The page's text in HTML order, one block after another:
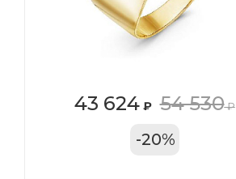
43 624₽ 54 530₽
-20%
Цвет золота
ТРЦ «Арена»